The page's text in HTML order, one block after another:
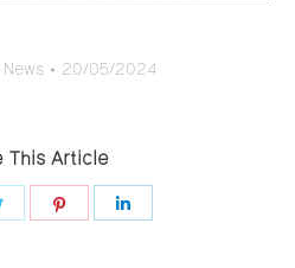
News 20/05/2024
This Article
Share
Share